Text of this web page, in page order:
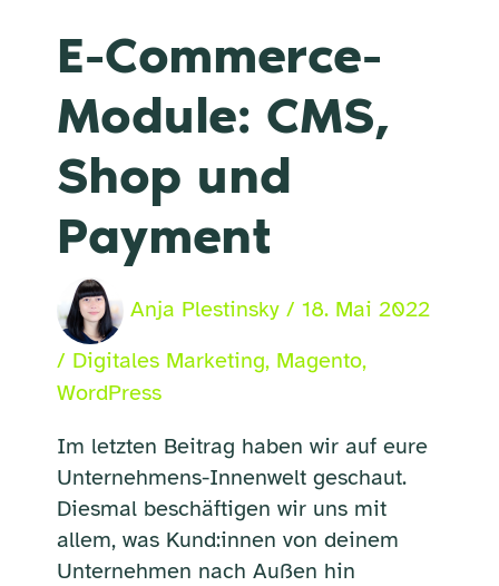
E-Commerce-
Module: CMS,
Shop und
Payment
Anja Plestinsky / 18. Mai 2022
/ Digitales Marketing, Magento,
WordPress
Im letzten Beitrag haben wir auf eure
Unternehmens-Innenwelt geschaut.
Diesmal beschäftigen wir uns mit
allem, was Kund:innen von deinem
Unternehmen nach Außen hin